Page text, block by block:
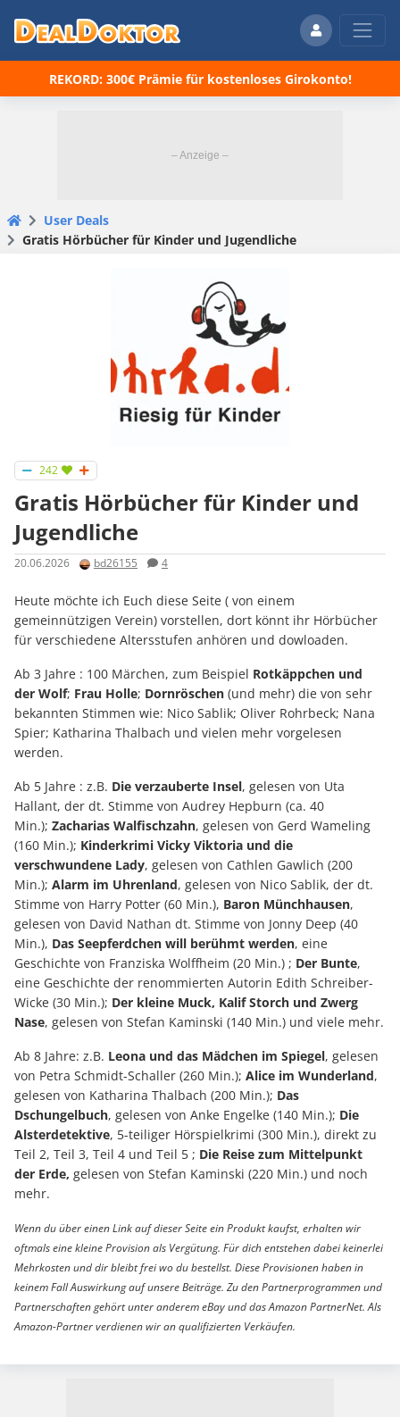
REKORD: 300€ Prämie für kostenloses Girokonto!
User Deals
Gratis Hörbücher für Kinder und Jugendliche
242
Gratis Hörbücher für Kinder und
Jugendliche
20.06.2026 bd26155 4
Heute möchte ich Euch diese Seite ( von einem
gemeinnützigen Verein) vorstellen, dort könnt ihr Hörbücher
für verschiedene Altersstufen anhören und dowloaden.
Ab 3 Jahre : 100 Märchen, zum Beispiel Rotkäppchen und
der Wolf; Frau Holle; Dornröschen (und mehr) die von sehr
bekannten Stimmen wie: Nico Sablik; Oliver Rohrbeck; Nana
Spier; Katharina Thalbach und vielen mehr vorgelesen
werden.
Ab 5 Jahre : z.B. Die verzauberte Insel, gelesen von Uta
Hallant, der dt. Stimme von Audrey Hepburn (ca. 40
Min.); Zacharias Walfischzahn, gelesen von Gerd Wameling
(160 Min.); Kinderkrimi Vicky Viktoria und die
verschwundene Lady, gelesen von Cathlen Gawlich (200
Min.); Alarm im Uhrenland, gelesen von Nico Sablik, der dt.
Stimme von Harry Potter (60 Min.), Baron Münchhausen,
gelesen von David Nathan dt. Stimme von Jonny Deep (40
Min.), Das Seepferdchen will berühmt werden, eine
Geschichte von Franziska Wolffheim (20 Min.) ; Der Bunte,
eine Geschichte der renommierten Autorin Edith Schreiber-
Wicke (30 Min.); Der kleine Muck, Kalif Storch und Zwerg
Nase, gelesen von Stefan Kaminski (140 Min.) und viele mehr.
Ab 8 Jahre: z.B. Leona und das Mädchen im Spiegel, gelesen
von Petra Schmidt-Schaller (260 Min.); Alice im Wunderland,
gelesen von Katharina Thalbach (200 Min.); Das
Dschungelbuch, gelesen von Anke Engelke (140 Min.); Die
Alsterdetektive, 5-teiliger Hörspielkrimi (300 Min.), direkt zu
Teil 2, Teil 3, Teil 4 und Teil 5 ; Die Reise zum Mittelpunkt
der Erde, gelesen von Stefan Kaminski (220 Min.) und noch
mehr.
Wenn du über einen Link auf dieser Seite ein Produkt kaufst, erhalten wir
oftmals eine kleine Provision als Vergütung. Für dich entstehen dabei keinerlei
Mehrkosten und dir bleibt frei wo du bestellst. Diese Provisionen haben in
keinem Fall Auswirkung auf unsere Beiträge. Zu den Partnerprogrammen und
Partnerschaften gehört unter anderem eBay und das Amazon PartnerNet. Als
Amazon-Partner verdienen wir an qualifizierten Verkäufen.